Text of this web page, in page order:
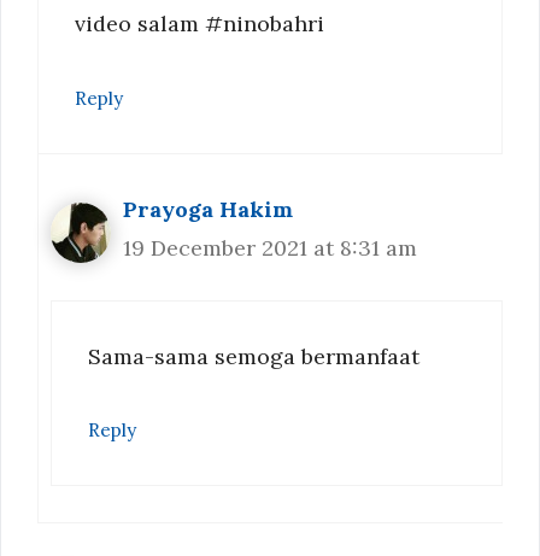
video salam #ninobahri
Reply
Prayoga Hakim
19 December 2021 at 8:31 am
Sama-sama semoga bermanfaat
Reply